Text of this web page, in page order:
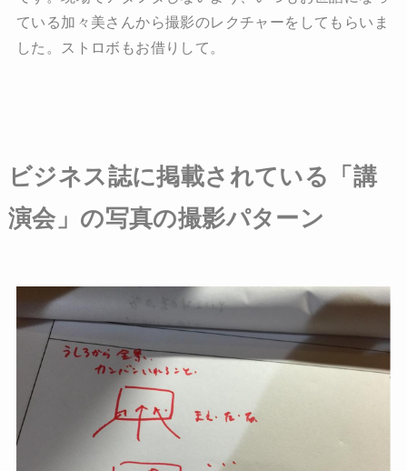
ている加々美さんから撮影のレクチャーをしてもらいま
した。ストロボもお借りして。
ビジネス誌に掲載されている「講
演会」の写真の撮影パターン